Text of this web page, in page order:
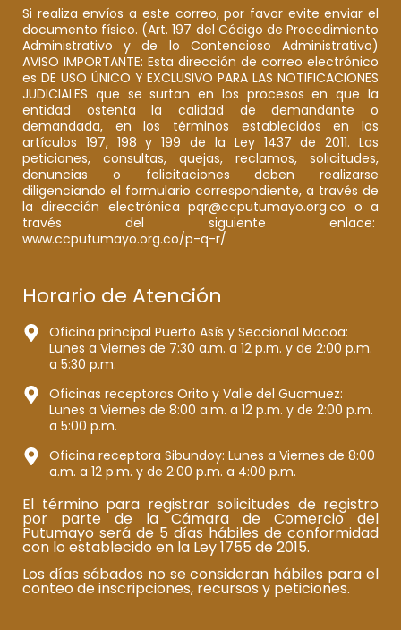
Si realiza envíos a este correo, por favor evite enviar el
documento físico. (Art. 197 del Código de Procedimiento
Administrativo y de lo Contencioso Administrativo)
AVISO IMPORTANTE: Esta dirección de correo electrónico
es DE USO ÚNICO Y EXCLUSIVO PARA LAS NOTIFICACIONES
JUDICIALES que se surtan en los procesos en que la
entidad ostenta la calidad de demandante o
demandada, en los términos establecidos en los
artículos 197, 198 y 199 de la Ley 1437 de 2011. Las
peticiones, consultas, quejas, reclamos, solicitudes,
denuncias o felicitaciones deben realizarse
diligenciando el formulario correspondiente, a través de
la dirección electrónica pqr@ccputumayo.org.co o a
través del siguiente enlace:
www.ccputumayo.org.co/p-q-r/
Horario de Atención
Oficina principal Puerto Asís y Seccional Mocoa:
Lunes a Viernes de 7:30 a.m. a 12 p.m. y de 2:00 p.m.
a 5:30 p.m.
Oficinas receptoras Orito y Valle del Guamuez:
Lunes a Viernes de 8:00 a.m. a 12 p.m. y de 2:00 p.m.
a 5:00 p.m.
Oficina receptora Sibundoy: Lunes a Viernes de 8:00
a.m. a 12 p.m. y de 2:00 p.m. a 4:00 p.m.
El término para registrar solicitudes de registro
por parte de la Cámara de Comercio del
Putumayo será de 5 días hábiles de conformidad
con lo establecido en la Ley 1755 de 2015.
Los días sábados no se consideran hábiles para el
conteo de inscripciones, recursos y peticiones.